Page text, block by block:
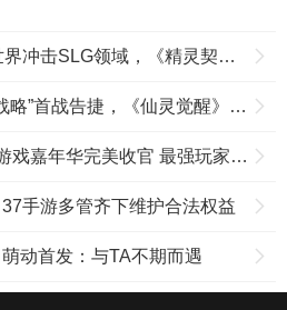
领域，《精灵契约》能否先下一城？
告捷，《仙灵觉醒》月流水已经破亿
完美收官 最强玩家团玩转花城至巅峰
手游多管齐下维护合法权益
动首发：与TA不期而遇